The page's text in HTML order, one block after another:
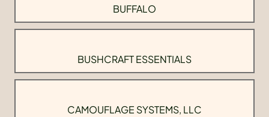
BUFFALO
BUSHCRAFT ESSENTIALS
CAMOUFLAGE SYSTEMS, LLC